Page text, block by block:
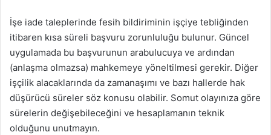
İşe iade taleplerinde fesih bildiriminin işçiye tebliğinden
itibaren kısa süreli başvuru zorunluluğu bulunur. Güncel
uygulamada bu başvurunun arabulucuya ve ardından
(anlaşma olmazsa) mahkemeye yöneltilmesi gerekir. Diğer
işçilik alacaklarında da zamanaşımı ve bazı hallerde hak
düşürücü süreler söz konusu olabilir. Somut olayınıza göre
sürelerin değişebileceğini ve hesaplamanın teknik
olduğunu unutmayın.